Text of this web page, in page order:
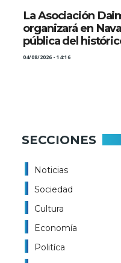
La Asociación
organizará en
pública del
04/08/2026 - 14:16
SECCIONES
Noticias
Sociedad
Cultura
Economía
Politíca